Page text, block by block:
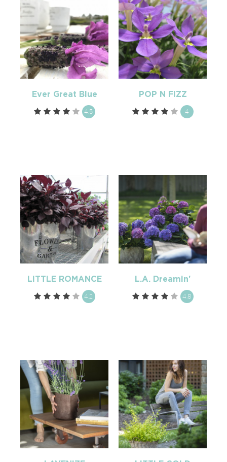
Ever Great Blue
4.5
POP N FIZZ
4
LITTLE ROMANCE
4.2
L.A. Dreamin'
4.8